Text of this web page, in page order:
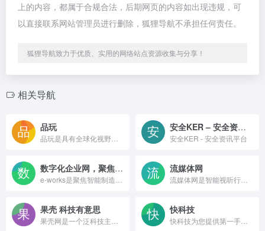
上的内容，都属于合规合法，后期网页的内容如出现违规，可
以直接联系网站管理员进行删除，狐狸导航不承担任何责任。
狐狸导航致力于优质、实用的网络站点资源收集与分享！
相关导航
品玩 安全KER – 安全资讯平台
安全KER - 安全资讯平台
数字化企业网，聚焦智能制造 流媒体网
果壳 科技有意思 快科技